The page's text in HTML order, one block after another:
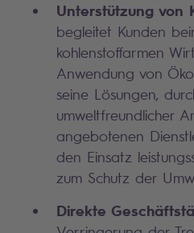
Unterstützung von
begleitet Kunden
kohlenstoffarmen
Anwendung von
seine Lösungen,
umweltfreundlicher
angebotenen
den Einsatz
zum Schutz der
Direkte